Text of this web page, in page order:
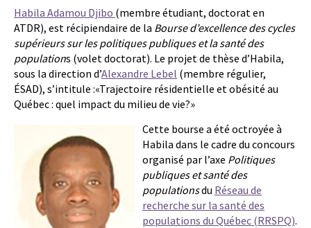
Habila Adamou Djibo (membre étudiant, doctorat en
ATDR), est récipiendaire de la Bourse d’excellence des cycles
supérieurs sur les politiques publiques et la santé des
populations (volet doctorat). Le projet de thèse d’Habila,
sous la direction d’Alexandre Lebel (membre régulier,
ÉSAD), s’intitule :«Trajectoire résidentielle et obésité au
Québec : quel impact du milieu de vie?»
Cette bourse a été octroyée à
Habila dans le cadre du concours
organisé par l’axe Politiques
publiques et santé des
populationsdu Réseau de
recherche sur la santé des
populations du Québec (RRSPQ).